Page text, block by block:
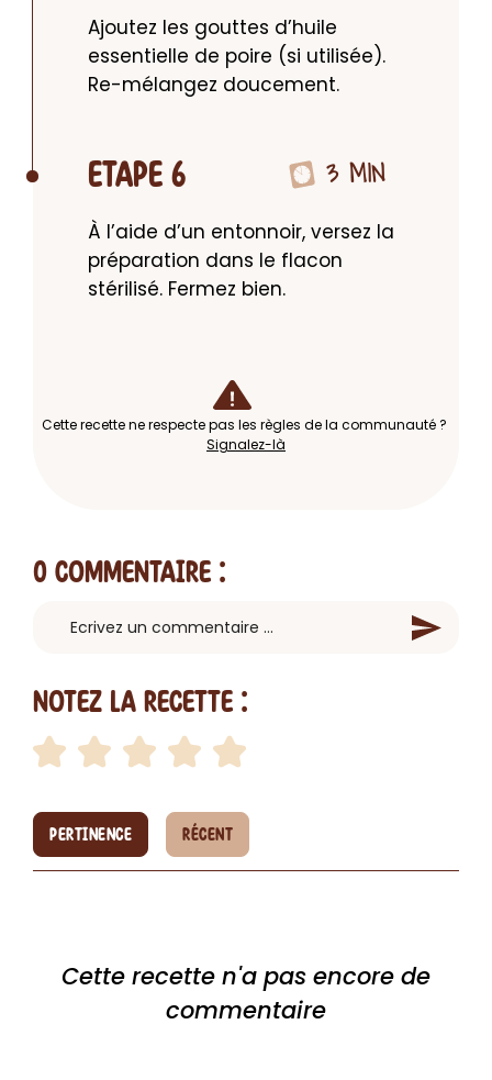
Ajoutez les gouttes d’huile
essentielle de poire (si utilisée).
Re-mélangez doucement.
ETAPE 6 3 MIN
À l’aide d’un entonnoir, versez la
préparation dans le flacon
stérilisé. Fermez bien.
Cette recette ne respecte pas les règles de la communauté ?
Signalez-là
0 Commentaire :
Notez la recette :
PERTINENCE RÉCENT
Cette recette n'a pas encore de
commentaire